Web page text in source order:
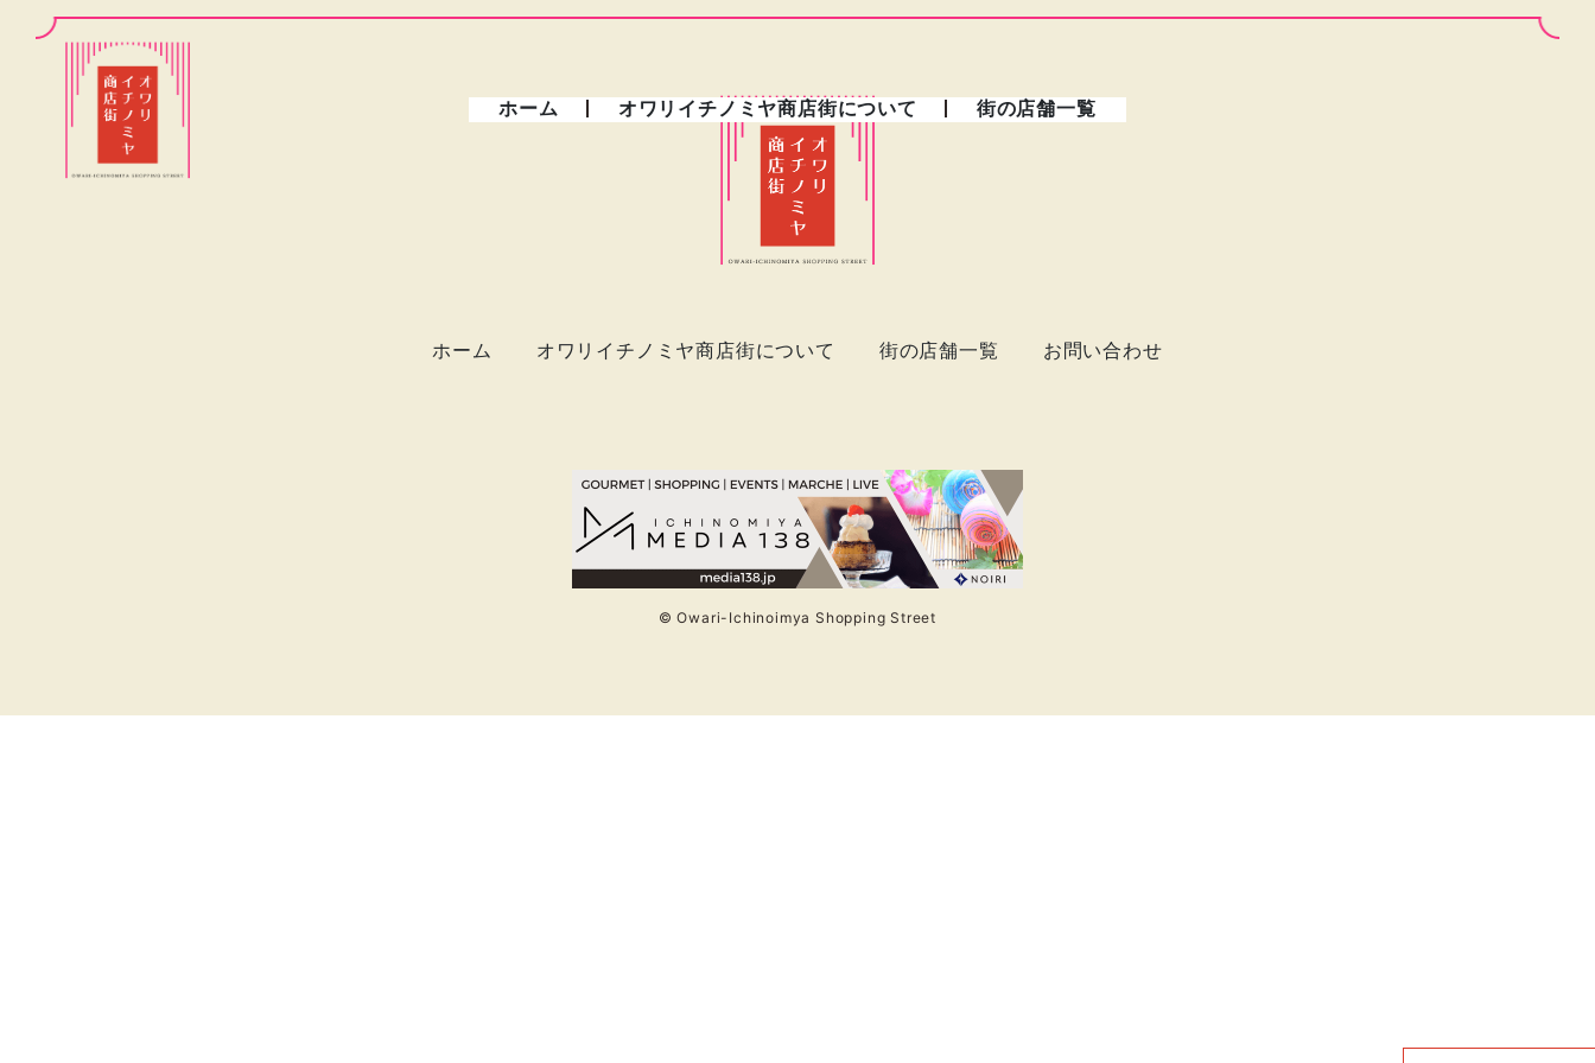
ホーム オワリイチノミヤ商店街について 街の店舗一覧
ホーム オワリイチノミヤ商店街について 街の店舗一覧 お問い合わせ
© Owari-Ichinoimya Shopping Street